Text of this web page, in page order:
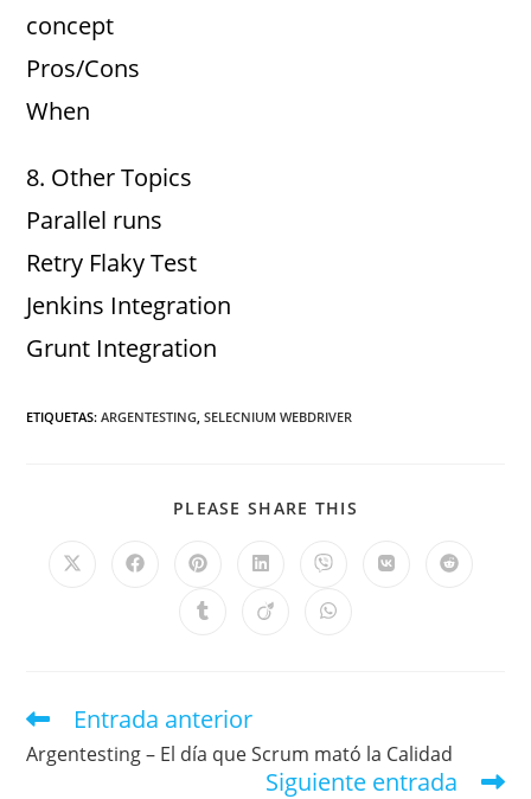
concept
Pros/Cons
When
8. Other Topics
Parallel runs
Retry Flaky Test
Jenkins Integration
Grunt Integration
ETIQUETAS:ARGENTESTING SELECNIUM WEBDRIVER
PLEASE SHARE THIS
Entrada anterior
Argentesting – El día que Scrum mató la Calidad
Siguiente entrada